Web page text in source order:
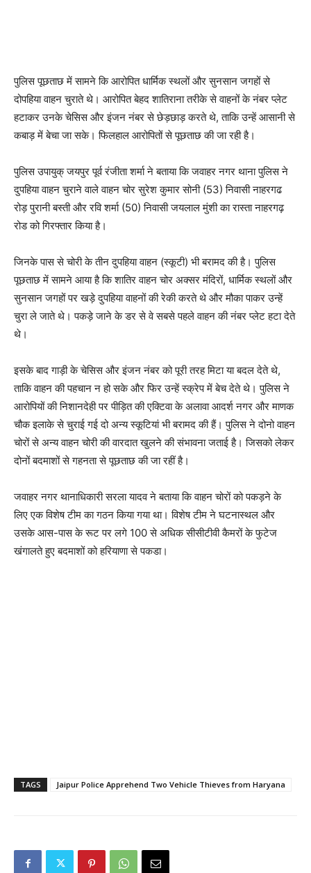
पुलिस पूछताछ में सामने कि आरोपित धार्मिक स्थलों और सुनसान जगहों से
दोपहिया वाहन चुराते थे। आरोपित बेहद शातिराना तरीके से वाहनों के नंबर प्लेट
हटाकर उनके चेसिस और इंजन नंबर से छेड़छाड़ करते थे, ताकि उन्हें आसानी से
कबाड़ में बेचा जा सके। फिलहाल आरोपितों से पूछताछ की जा रही है।
पुलिस उपायुक् जयपुर पूर्व रंजीता शर्मा ने बताया कि जवाहर नगर थाना पुलिस ने
दुपहिया वाहन चुराने वाले वाहन चोर सुरेश कुमार सोनी (53) निवासी नाहरगढ
रोड़ पुरानी बस्ती और रवि शर्मा (50) निवासी जयलाल मुंशी का रास्ता नाहरगढ़
रोड को गिरफ्तार किया है।
जिनके पास से चोरी के तीन दुपहिया वाहन (स्कूटी) भी बरामद की है। पुलिस
पूछताछ में सामने आया है कि शातिर वाहन चोर अक्सर मंदिरों, धार्मिक स्थलों और
सुनसान जगहों पर खड़े दुपहिया वाहनों की रेकी करते थे और मौका पाकर उन्हें
चुरा ले जाते थे। पकड़े जाने के डर से वे सबसे पहले वाहन की नंबर प्लेट हटा देते
थे।
इसके बाद गाड़ी के चेसिस और इंजन नंबर को पूरी तरह मिटा या बदल देते थे,
ताकि वाहन की पहचान न हो सके और फिर उन्हें स्क्रेप में बेच देते थे। पुलिस ने
आरोपियों की निशानदेही पर पीड़ित की एक्टिवा के अलावा आदर्श नगर और माणक
चौक इलाके से चुराई गई दो अन्य स्कूटियां भी बरामद की हैं। पुलिस ने दोनो वाहन
चोरों से अन्य वाहन चोरी की वारदात खुलने की संभावना जताई है। जिसको लेकर
दोनों बदमाशों से गहनता से पूछताछ की जा रहीं है।
जवाहर नगर थानाधिकारी सरला यादव ने बताया कि वाहन चोरों को पकड़ने के
लिए एक विशेष टीम का गठन किया गया था। विशेष टीम ने घटनास्थल और
उसके आस-पास के रूट पर लगे 100 से अधिक सीसीटीवी कैमरों के फुटेज
खंगालते हुए बदमाशों को हरियाणा से पकडा।
TAGS Jaipur Police Apprehend Two Vehicle Thieves from Haryana